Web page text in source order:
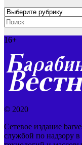
Рубрики
16+
© 2020
Сетевое издание
службой по надзору